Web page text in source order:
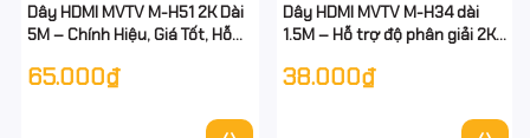
Dây HDMI MVTV M-H51 2K Dài
5M – Chính Hiệu, Giá Tốt, Hỗ
65.000₫
Dây HDMI MVTV M-H34 dài
1.5M – Hỗ trợ độ phân giải 2K
38.000₫